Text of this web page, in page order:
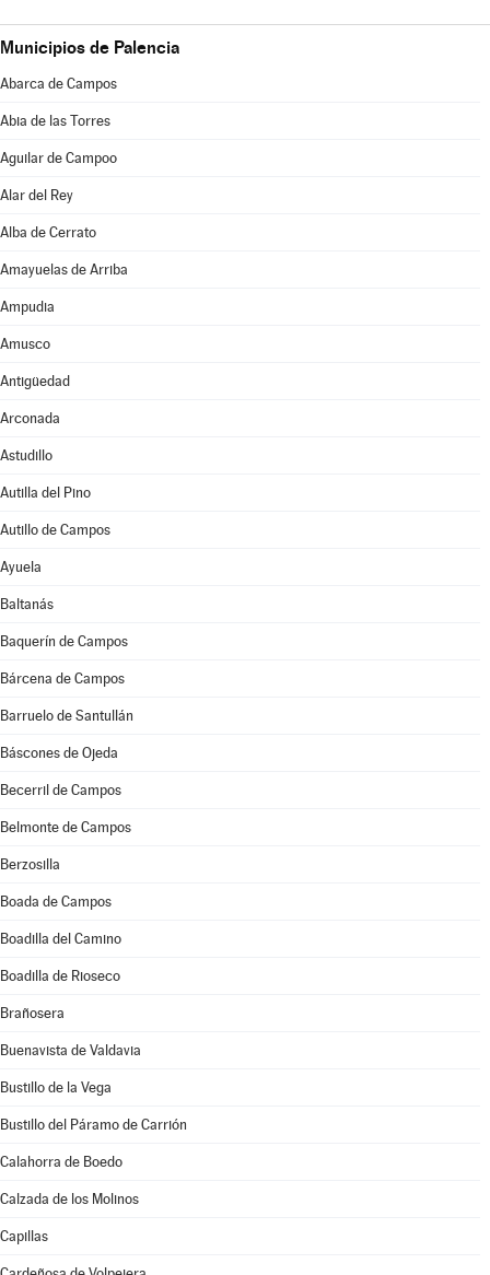
Municipios de Palencia
Abarca de Campos
Abia de las Torres
Aguilar de Campoo
Alar del Rey
Alba de Cerrato
Amayuelas de Arriba
Ampudia
Amusco
Antigüedad
Arconada
Astudillo
Autilla del Pino
Autillo de Campos
Ayuela
Baltanás
Baquerín de Campos
Bárcena de Campos
Barruelo de Santullán
Báscones de Ojeda
Becerril de Campos
Belmonte de Campos
Berzosilla
Boada de Campos
Boadilla del Camino
Boadilla de Rioseco
Brañosera
Buenavista de Valdavia
Bustillo de la Vega
Bustillo del Páramo de Carrión
Calahorra de Boedo
Calzada de los Molinos
Capillas